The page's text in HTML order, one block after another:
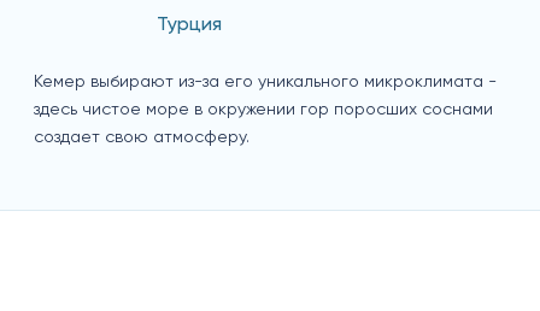
Турция
Кемер выбирают из-за его уникального микроклимата -
здесь чистое море в окружении гор поросших соснами
создает свою атмосферу.